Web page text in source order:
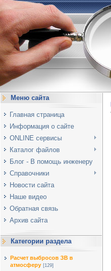
Меню сайта
Главная страница
Информация о сайте
ONLINE сервисы
Каталог файлов
Блог - В помощь инженеру
Справочники
Новости сайта
Наше видео
Обратная связь
Архив сайта
Категории раздела
Расчет выбросов ЗВ в
атмосферу [129]